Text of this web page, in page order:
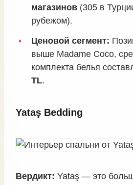
магазинов (305 в
рубежом).
Ценовой сегмент:
выше Madame Coco,
комплекта белья
TL.
Yataş Bedding
Вердикт: Yataş — это